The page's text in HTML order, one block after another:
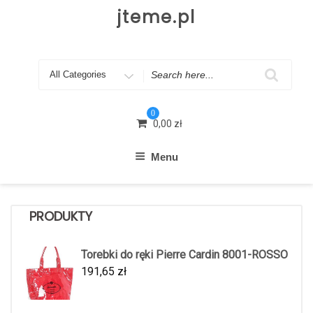
jteme.pl
Search
0
0,00 zł
Menu
PRODUKTY
Torebki do ręki Pierre Cardin 8001-ROSSO
191,65 zł